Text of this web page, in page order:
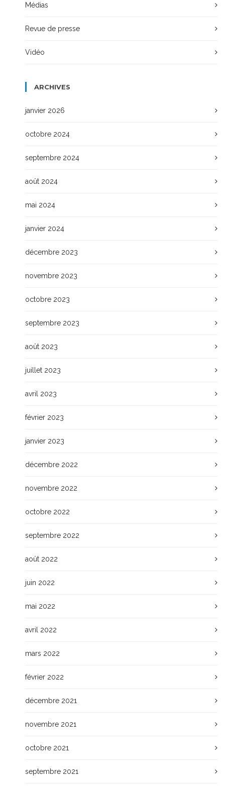
Médias
Revue de presse
Vidéo
ARCHIVES
janvier 2026
octobre 2024
septembre 2024
août 2024
mai 2024
janvier 2024
décembre 2023
novembre 2023
octobre 2023
septembre 2023
août 2023
juillet 2023
avril 2023
février 2023
janvier 2023
décembre 2022
novembre 2022
octobre 2022
septembre 2022
août 2022
juin 2022
mai 2022
avril 2022
mars 2022
février 2022
décembre 2021
novembre 2021
octobre 2021
septembre 2021